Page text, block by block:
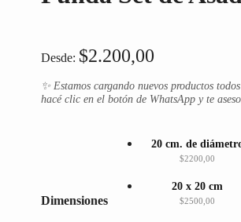
Desde: $2.200,00
✨ Estamos cargando nuevos productos
hacé clic en el botón de WhatsApp y te
Dimensiones
20 cm. de
$2200,00
20 x 20 cm
$2500,00